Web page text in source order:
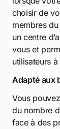
choisir de
membres
un centre
vous et
utilisateurs
Adapté aux
Vous
du nombre
face à des